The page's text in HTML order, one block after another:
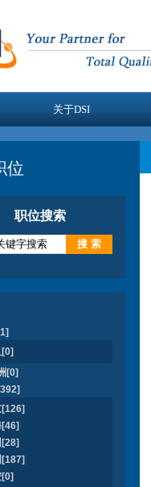
关于DSI
位
职位搜索
[0]
[28]